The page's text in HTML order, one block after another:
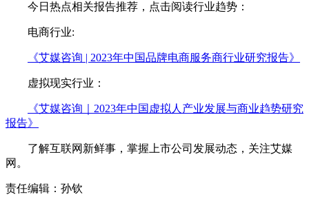
今日热点相关报告推荐，点击阅读行业趋势：
电商行业:
《艾媒咨询 | 2023年中国品牌电商服务商行业研究报告》
虚拟现实行业：
《艾媒咨询｜2023年中国虚拟人产业发展与商业趋势研究
报告》
了解互联网新鲜事，掌握上市公司发展动态，关注艾媒
网。
责任编辑：孙钦